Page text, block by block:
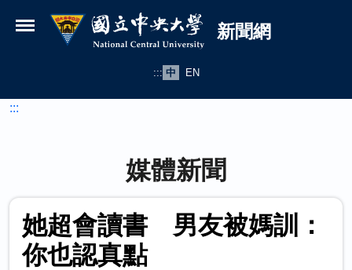
國立中央大學新聞網
新聞網
::: 中 EN
:::
媒體新聞
她超會讀書 男友被媽訓：
你也認真點